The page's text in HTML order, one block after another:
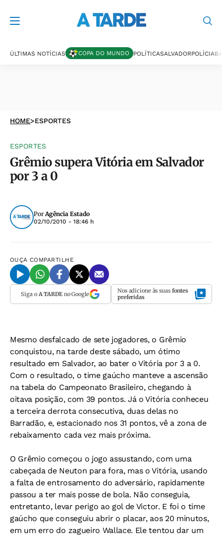
ÚLTIMAS NOTÍCIAS COPA DO MUNDO POLÍTICASALVADORPOLÍCIA
HOME>ESPORTES
ESPORTES
Grêmio supera Vitória em Salvador
por 3 a 0
PorAgência Estado
02/10/2010 - 18:46 h
OUÇA COMPARTILHE
Siga o A TARDEno Google Nos adicione às suas fontes
preferidas
Mesmo desfalcado de sete jogadores, o Grêmio
conquistou, na tarde deste sábado, um ótimo
resultado em Salvador, ao bater o Vitória por 3 a 0.
Com o resultado, o time gaúcho manteve a ascensão
na tabela do Campeonato Brasileiro, chegando à
oitava posição, com 39 pontos. Já o Vitória conheceu
a terceira derrota consecutiva, duas delas no
Barradão, e, estacionado nos 31 pontos, vê a zona de
rebaixamento cada vez mais próxima.
O Grêmio começou o jogo assustando, com uma
cabeçada de Neuton para fora, mas o Vitória, usando
a falta de entrosamento do adversário, rapidamente
passou a ter mais posse de bola. Não conseguia,
entretanto, levar perigo ao gol de Victor. E foi o time
gaúcho que conseguiu abrir o placar, aos 20 minutos,
em um erro do zagueiro Wallace. Ele tentou dar um